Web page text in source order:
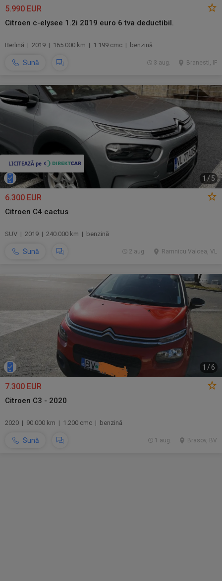
5.990 EUR
Citroen c-elysee 1.2i 2019 euro 6 tva deductibil.
Berlină | 2019 | 165.000 km | 1.199 cmc | benzină
Sună Branesti, IF
3 aug.
1 /5
6.300 EUR
Citroen C4 cactus
SUV | 2019 | 240.000 km | benzină
Sună Ramnicu Valcea, VL
2 aug.
1 /6
7.300 EUR
Citroen C3 - 2020
2020 | 90.000 km | 1.200 cmc | benzină
Sună Brasov, BV
1 aug.